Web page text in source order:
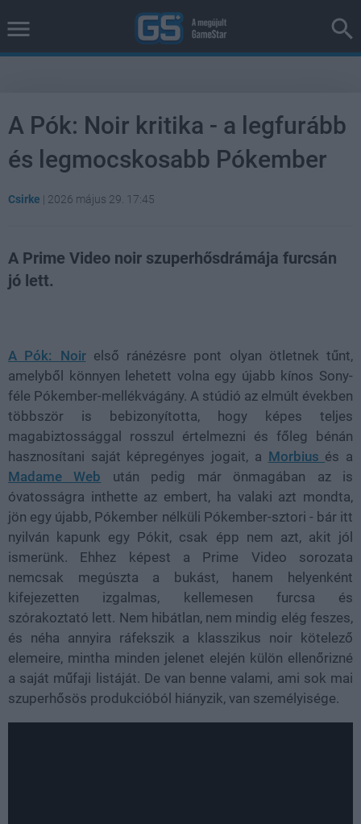
A Pók: Noir kritika - a legfurább
és legmocskosabb Pókember
Csirke | 2026 május 29. 17:45
A Prime Video noir szuperhősdrámája furcsán
jó lett.
A Pók: Noirelső ránézésre pont olyan ötletnek tűnt,
amelyből könnyen lehetett volna egy újabb kínos Sony-
féle Pókember-mellékvágány. A stúdió az elmúlt években
többször is bebizonyította, hogy képes teljes
magabiztossággal rosszul értelmezni és főleg bénán
hasznosítani saját képregényes jogait, a Morbius és a
Madame Web után pedig már önmagában az is
óvatosságra inthette az embert, ha valaki azt mondta,
jön egy újabb, Pókember nélküli Pókember-sztori - bár itt
nyilván kapunk egy Pókit, csak épp nem azt, akit jól
ismerünk. Ehhez képest a Prime Video sorozata
nemcsak megúszta a bukást, hanem helyenként
kifejezetten izgalmas, kellemesen furcsa és
szórakoztató lett. Nem hibátlan, nem mindig elég feszes,
és néha annyira ráfekszik a klasszikus noir kötelező
elemeire, mintha minden jelenet elején külön ellenőrizné
a saját műfaji listáját. De van benne valami, ami sok mai
szuperhősös produkcióból hiányzik, van személyisége.